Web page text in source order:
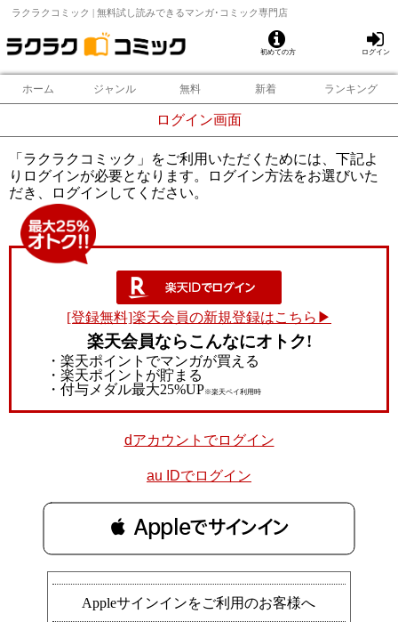
ラクラクコミック | 無料試し読みできるマンガ･コミック専門店
初めての方 ログイン
ホーム ジャンル 無料 新着 ランキング
ログイン画面
「ラクラクコミック」をご利用いただくためには、下記よ
りログインが必要となります。ログイン方法をお選びいた
だき、ログインしてください。
[登録無料]楽天会員の新規登録はこちら▶
楽天会員ならこんなにオトク!
・楽天ポイントでマンガが買える
・楽天ポイントが貯まる
・付与メダル最大25%UP※楽天ペイ利用時
dアカウントでログイン
au IDでログイン
 Appleでサインイン
Appleサインインをご利用のお客様へ